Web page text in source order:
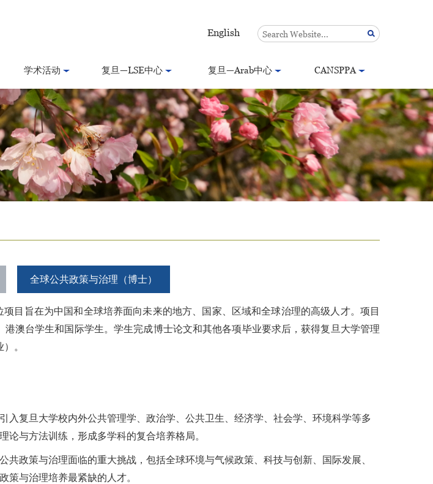
English
学术活动 复旦—LSE中心 复旦—Arab中心 CANSPPA
全球公共政策与治理（博士）
项目旨在为中国和全球培养面向未来的地方、国家、区域和全球治理的高级人才。项目
澳台学生和国际学生。学生完成博士论文和其他各项毕业要求后，获得复旦大学管理
。
入复旦大学校内外公共管理学、政治学、公共卫生、经济学、社会学、环境科学等多
论与方法训练，形成多学科的复合培养格局。
共政策与治理面临的重大挑战，包括全球环境与气候政策、科技与创新、国际发展、
策与治理培养最紧缺的人才。